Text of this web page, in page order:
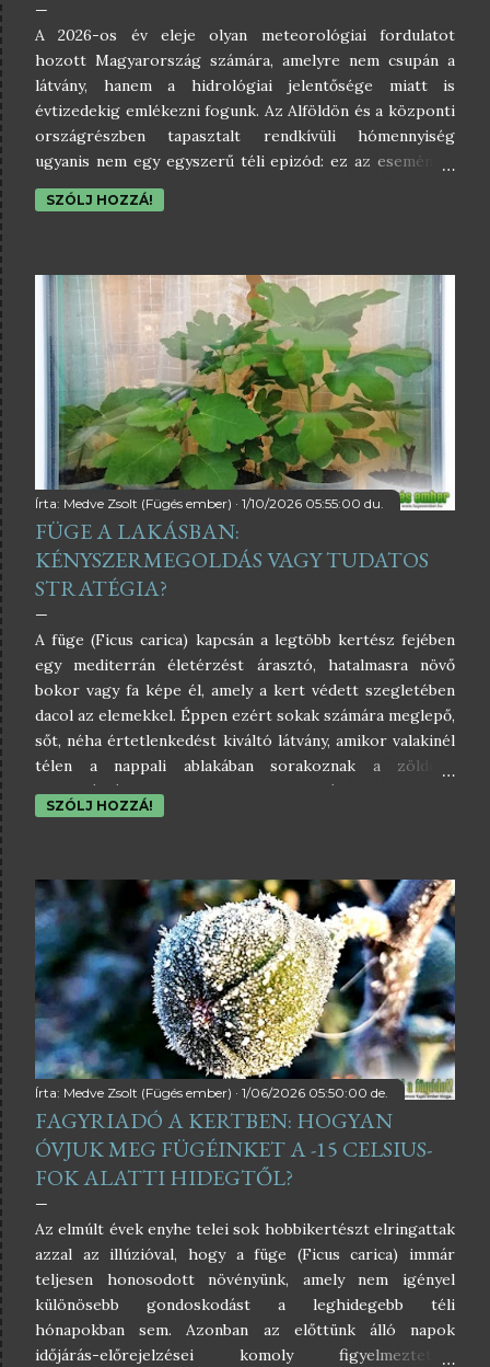
A 2026-os év eleje olyan meteorológiai fordulatot
hozott Magyarország számára, amelyre nem csupán a
látvány, hanem a hidrológiai jelentősége miatt is
évtizedekig emlékezni fogunk. Az Alföldön és a központi
országrészben tapasztalt rendkívüli hómennyiség
ugyanis nem egy egyszerű téli epizód: ez az esemény a
vízhiánnyal küzdő táj számára a túlélést, a kertek és
mezőgazdasági területek számára pedig egy kritikus
óta nem fordult elő ekkora kiterjedésű és vastagságú
összefüggő hótakaró. Az elmúlt hét évben a teleinket
leginkább a „száraz hideg” jellemezte, ami ökológiai
szempontból az egyik legveszélyesebb állapot. A mostani
havazás tehát egy hosszan tartó aszályos ciklust
szakított meg a legoptimálisabb pillanatban. A hótakaró
mint hidrológiai aranytartalék A szakmai becslések
lenyűgözőek: az Alföldre lehullott hó vízegyenértéke
megközelíti az egymilliárd köbmétert, országos szin...
SZÓLJ HOZZÁ!
Írta: Medve Zsolt (Fügés ember) 1/10/2026 05:55:00 du.
FÜGE A LAKÁSBAN:
KÉNYSZERMEGOLDÁS VAGY TUDATOS
STRATÉGIA?
A füge (Ficus carica) kapcsán a legtöbb kertész fejében
egy mediterrán életérzést árasztó, hatalmasra növő
bokor vagy fa képe él, amely a kert védett szegletében
dacol az elemekkel. Éppen ezért sokak számára meglepő,
sőt, néha értetlenkedést kiváltó látvány, amikor valakinél
télen a nappali ablakában sorakoznak a zöldellő
fügepalánták. Gyakran hallani a kritikát: „A füge nem
szobanövény!” Ez elméletben igaz is, hiszen a fügének
amikor a lakásban való teleltetés nemcsak indokolt,
hanem az egyetlen esély a növény túlélésére vagy a
sikeres fajtabővítésre. Az egyik leggyakoribb ok, amiért a
füge beköltözik a fűtött falak közé, az az őszi beszerzés
és a növény kora. Egy frissen vásárolt, 1-2 literes
cserépben lévő, alig egy-két éves kis fügét kockázatos
rögtön a végleges helyére kiültetni a hideg beállta előtt.
Ezek a fiatal növények még nem rendelkeznek olyan mély
és kiterjedt ...
SZÓLJ HOZZÁ!
Írta: Medve Zsolt (Fügés ember) 1/06/2026 05:50:00 de.
FAGYRIADÓ A KERTBEN: HOGYAN
ÓVJUK MEG FÜGÉINKET A -15 CELSIUS-
FOK ALATTI HIDEGTŐL?
Az elmúlt évek enyhe telei sok hobbikertészt elringattak
azzal az illúzióval, hogy a füge (Ficus carica) immár
teljesen honosodott növényünk, amely nem igényel
különösebb gondoskodást a leghidegebb téli
hónapokban sem. Azonban az előttünk álló napok
időjárás-előrejelzései komoly figyelmeztetést